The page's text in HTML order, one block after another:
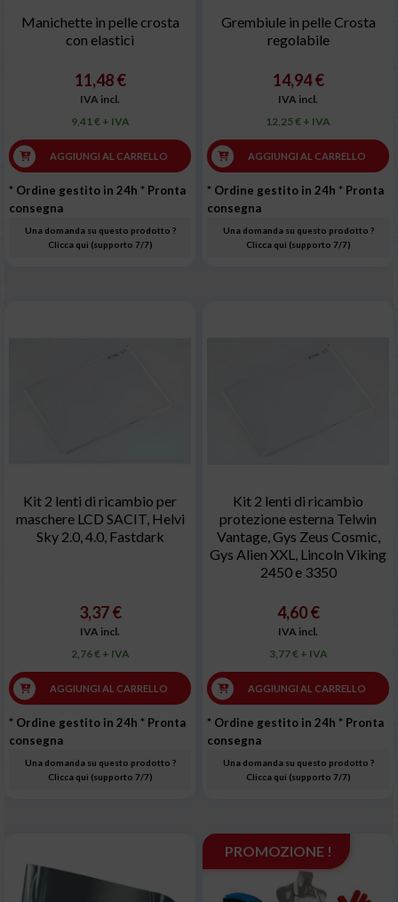
Manichette in pelle crosta
con elastici
11,48 €
IVA incl.
9,41 € + IVA
AGGIUNGI AL CARRELLO
* Ordine gestito in 24h * Pronta
consegna
Una domanda su questo prodotto ?
Clicca qui (supporto 7/7)
Grembiule in pelle Crosta
regolabile
14,94 €
IVA incl.
12,25 € + IVA
AGGIUNGI AL CARRELLO
* Ordine gestito in 24h * Pronta
consegna
Una domanda su questo prodotto ?
Clicca qui (supporto 7/7)
Kit 2 lenti di ricambio per
maschere LCD SACIT, Helvi
Sky 2.0, 4.0, Fastdark
3,37 €
IVA incl.
2,76 € + IVA
AGGIUNGI AL CARRELLO
* Ordine gestito in 24h * Pronta
consegna
Una domanda su questo prodotto ?
Clicca qui (supporto 7/7)
Kit 2 lenti di ricambio
protezione esterna Telwin
Vantage, Gys Zeus Cosmic,
Gys Alien XXL, Lincoln Viking
2450 e 3350
4,60 €
IVA incl.
3,77 € + IVA
AGGIUNGI AL CARRELLO
* Ordine gestito in 24h * Pronta
consegna
Una domanda su questo prodotto ?
Clicca qui (supporto 7/7)
PROMOZIONE !